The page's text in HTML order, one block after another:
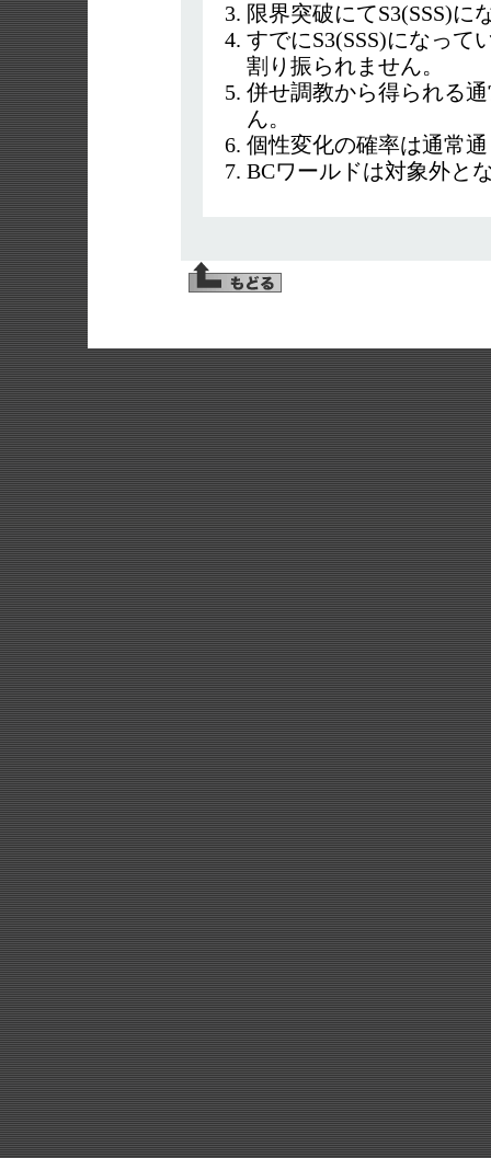
限界突破にてS3(SSS)に
すでにS3(SSS)になって
割り振られません。
併せ調教から得られる
ん。
個性変化の確率は通常
BCワールドは対象外と